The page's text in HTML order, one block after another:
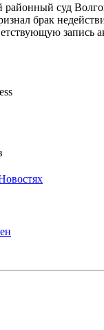
районный суд
брак
запись